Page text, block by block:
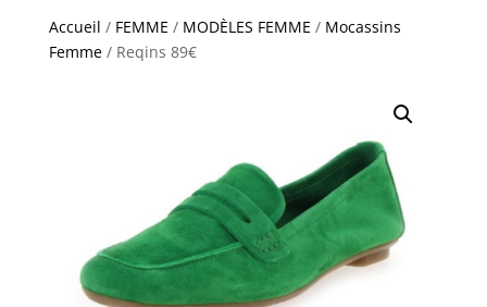
Accueil / FEMME / MODÈLES FEMME / Mocassins
Femme/ Reqins 89€